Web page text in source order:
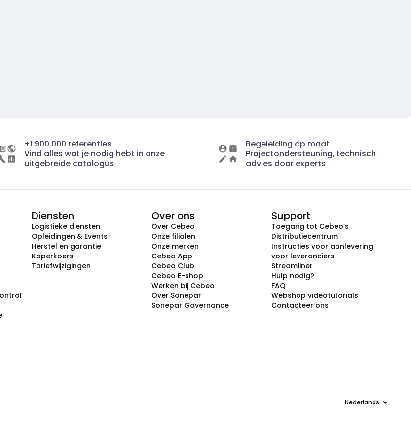
+1.900.000 referenties
Vind alles wat je nodig hebt in onze
uitgebreide catalogus
Begeleiding op maat
Projectondersteuning, technisch
advies door experts
Diensten
Logistieke diensten
Opleidingen & Events
Herstel en garantie
Koperkoers
Tariefwijzigingen
Over ons
Over Cebeo
Onze filialen
Onze merken
Cebeo App
Cebeo Club
Cebeo E-shop
Werken bij Cebeo
Over Sonepar
Sonepar Governance
Support
Toegang tot Cebeo’s
Distributiecentrum
Instructies voor aanlevering
voor leveranciers
Streamliner
Hulp nodig?
FAQ
Webshop videotutorials
Contacteer ons
Taal